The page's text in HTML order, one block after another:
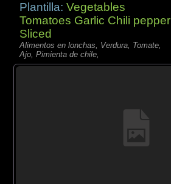
Plantilla:Vegetables
Tomatoes Garlic Chili pepper
Sliced
Alimentos en lonchas, Verdura, Tomate,
Ajo, Pimienta de chile,